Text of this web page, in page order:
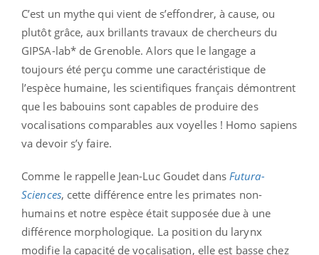
C’est un mythe qui vient de s’effondrer, à cause, ou
plutôt grâce, aux brillants travaux de chercheurs du
GIPSA-lab* de Grenoble. Alors que le langage a
toujours été perçu comme une caractéristique de
l’espèce humaine, les scientifiques français démontrent
que les babouins sont capables de produire des
vocalisations comparables aux voyelles ! Homo sapiens
va devoir s’y faire.
Comme le rappelle Jean-Luc Goudet dans Futura-
Sciences, cette différence entre les primates non-
humains et notre espèce était supposée due à une
différence morphologique. La position du larynx
modifie la capacité de vocalisation, elle est basse chez